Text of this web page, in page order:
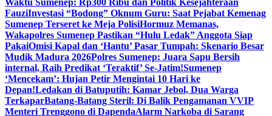
Waktu Sumenep: Rp300 Ribu dan Politik Kesejahteraan
FauziInvestasi “Bodong” Oknum Guru: Saat Pejabat Kemenag
Sumenep Terseret ke Meja PolisiHormuz Memanas,
Wakapolres Sumenep Pastikan “Hulu Ledak” Anggota Siap
PakaiOmisi Kapal dan ‘Hantu’ Pasar Tumpah: Skenario Besar
Mudik Madura 2026Polres Sumenep: Juara Sapu Bersih
internal, Raih Predikat ‘Teraktif’ Se-Jatim!Sumenep
‘Mencekam’: Hujan Petir Mengintai 10 Hari ke
Depan!Ledakan di Batuputih: Kamar Jebol, Dua Warga
TerkaparBatang-Batang Steril: Di Balik Pengamanan VVIP
Menteri Trenggono di DapendaAlarm Narkoba di Sarang